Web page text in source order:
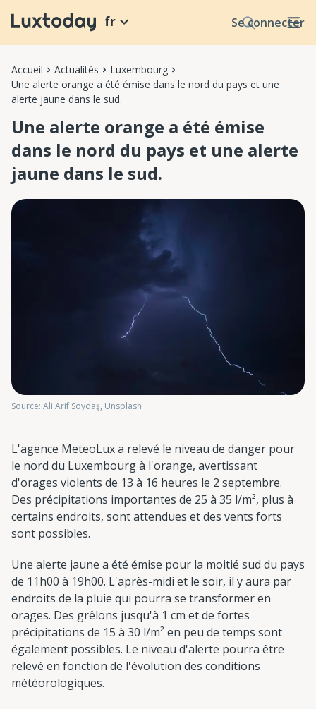
Se connecter
fr
Accueil Actualités
Luxembourg
Une alerte orange a été émise dans le nord du pays et une
alerte jaune dans le sud.
Une alerte orange a été émise
dans le nord du pays et une alerte
jaune dans le sud.
Source: Ali Arif Soydaş, Unsplash
L'agence MeteoLux a relevé le niveau de danger pour
le nord du Luxembourg à l'orange, avertissant
d'orages violents de 13 à 16 heures le 2 septembre.
Des précipitations importantes de 25 à 35 l/m², plus à
certains endroits, sont attendues et des vents forts
sont possibles.
Une alerte jaune a été émise pour la moitié sud du pays
de 11h00 à 19h00. L'après-midi et le soir, il y aura par
endroits de la pluie qui pourra se transformer en
orages. Des grêlons jusqu'à 1 cm et de fortes
précipitations de 15 à 30 l/m² en peu de temps sont
également possibles. Le niveau d'alerte pourra être
relevé en fonction de l'évolution des conditions
météorologiques.